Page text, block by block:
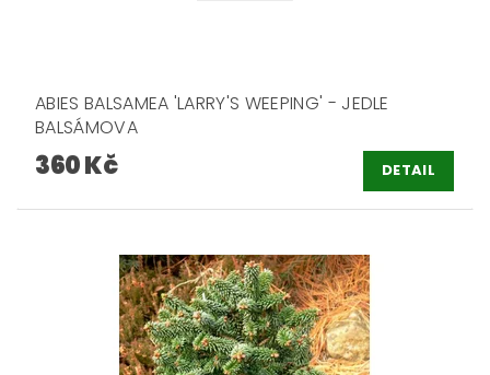
ABIES BALSAMEA 'LARRY'S WEEPING' - JEDLE
BALSÁMOVA
360 Kč DETAIL